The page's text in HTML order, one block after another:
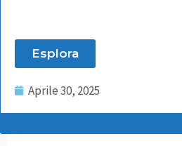
Esplora
Aprile 30, 2025